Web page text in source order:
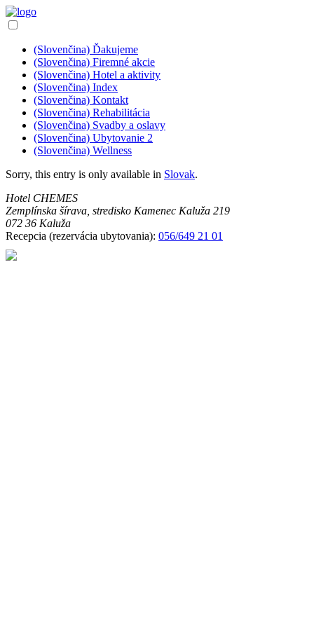
(Slovenčina) Ďakujeme
(Slovenčina) Firemné akcie
(Slovenčina) Hotel a aktivity
(Slovenčina) Index
(Slovenčina) Kontakt
(Slovenčina) Rehabilitácia
(Slovenčina) Svadby a oslavy
(Slovenčina) Ubytovanie 2
(Slovenčina) Wellness
Sorry, this entry is only available in Slovak.
Hotel CHEMES
Zemplínska šírava, stredisko Kamenec Kaluža 219
072 36 Kaluža
Recepcia (rezervácia ubytovania): 056/649 21 01